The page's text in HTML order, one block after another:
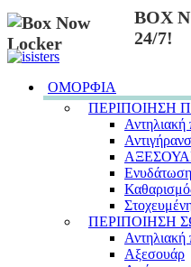
BOX
24/7!
ΟΜΟΡΦΙΑ
ΠΕΡΙΠΟΙΗΣΗ
Αντηλιακή
Ενυδάτωση
ΠΕΡΙΠΟΙΗΣΗ
Αντηλιακή
Αξεσουάρ